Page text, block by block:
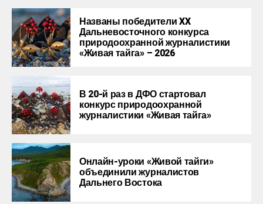
Названы победители XX
Дальневосточного конкурса
природоохранной журналистики
«Живая тайга» – 2026
В 20-й раз в ДФО стартовал
конкурс природоохранной
журналистики «Живая тайга»
Онлайн-уроки «Живой тайги»
объединили журналистов
Дальнего Востока